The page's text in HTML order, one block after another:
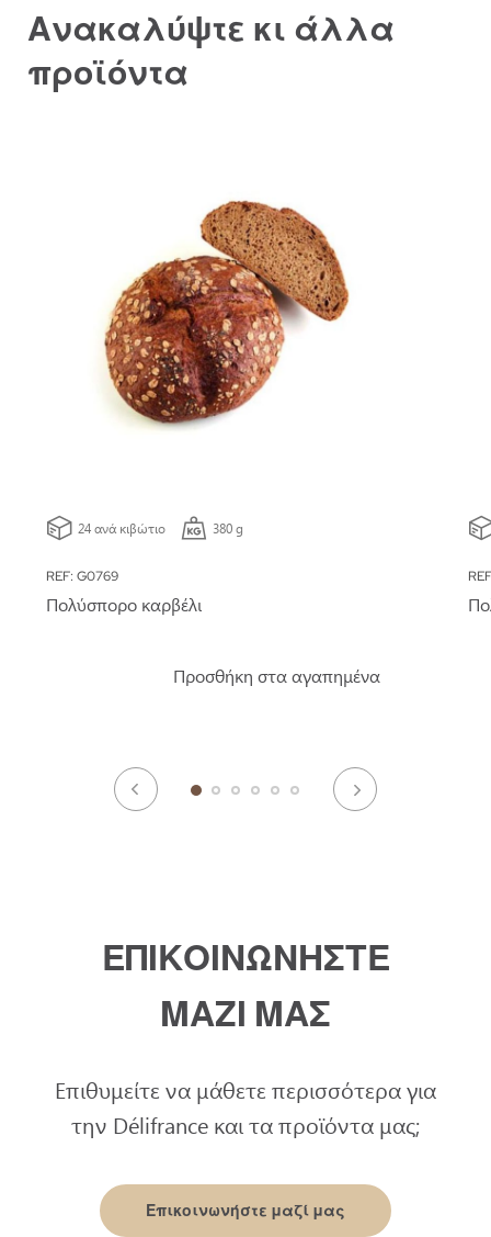
Ανακαλύψτε κι άλλα
προϊόντα
24 ανά κιβώτιο 380 g
REF: G0769
Πολύσπορο καρβέλι
Προσθήκη στα αγαπημένα
ΕΠΙΚΟΙΝΩΝΗΣΤΕ
ΜΑΖΙ ΜΑΣ
Επιθυμείτε να μάθετε περισσότερα για
την Délifrance και τα προϊόντα μας;
Επικοινωνήστε μαζί μας